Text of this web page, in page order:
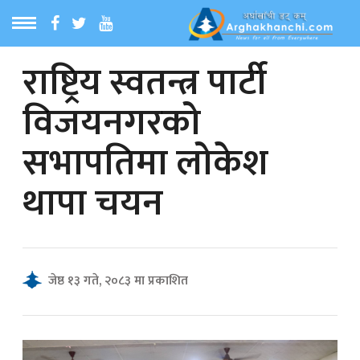
MENU
समाचार
समाचार
राष्ट्रिय स्वतन्त्र पार्टी
विजयनगरको
सभापतिमा लोकेश
थापा चयन
जेष्ठ १३ गते, २०८३ मा प्रकाशित